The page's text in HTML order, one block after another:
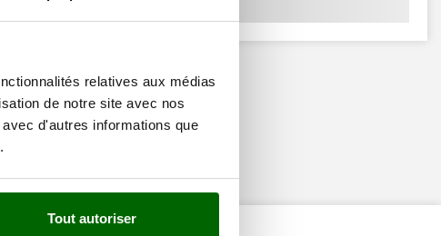
relatives aux médias
de notre site avec nos
d'autres informations que
Tout autoriser